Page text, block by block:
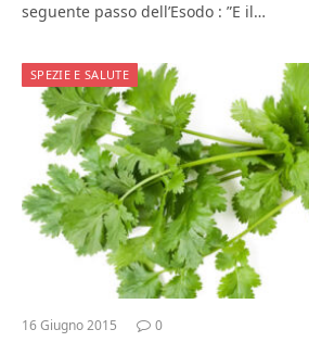
seguente passo dell’Esodo : ”E il…
SPEZIE E SALUTE
16 Giugno 2015 0